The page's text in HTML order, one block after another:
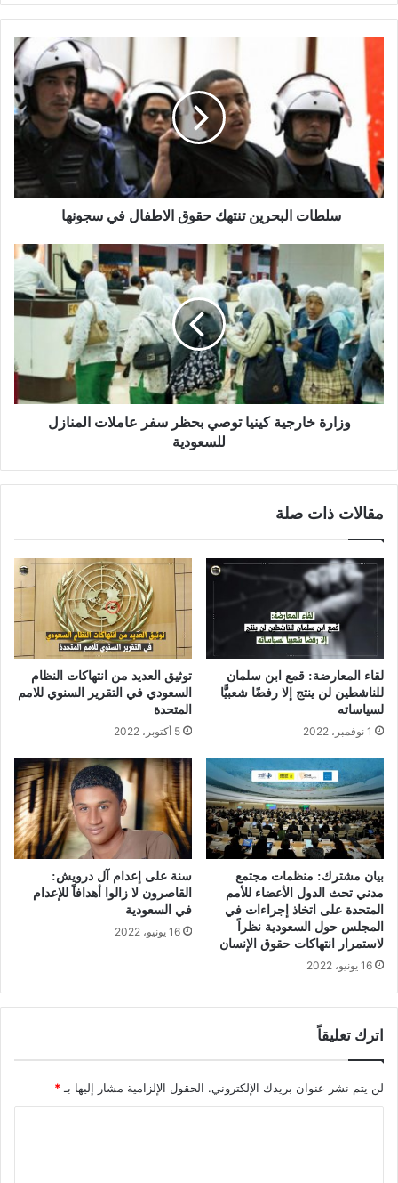
سلطات البحرين تنتهك حقوق الاطفال في سجونها
وزارة خارجية كينيا توصي بحظر سفر عاملات المنازل
للسعودية
مقالات ذات صلة
لقاء المعارضة: قمع ابن سلمان
للناشطين لن ينتج إلا رفضًا شعبيًّا
لسياساته
1 نوفمبر، 2022
توثيق العديد من انتهاكات النظام
السعودي في التقرير السنوي للامم
المتحدة
5 أكتوبر، 2022
بيان مشترك: منظمات مجتمع
مدني تحث الدول الأعضاء للأمم
المتحدة على اتخاذ إجراءات في
المجلس حول السعودية نظراً
لاستمرار انتهاكات حقوق الإنسان
16 يونيو، 2022
سنة على إعدام آل درويش:
القاصرون لا زالوا أهدافاً للإعدام
في السعودية
16 يونيو، 2022
اترك تعليقاً
لن يتم نشر عنوان بريدك الإلكتروني. الحقول الإلزامية مشار إليها بـ *